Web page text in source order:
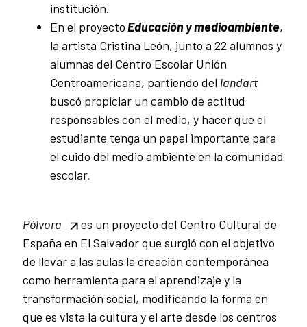
institución.
En el proyectoEducación y medioambiente,
la artista Cristina León, junto a 22 alumnos y
alumnas del Centro Escolar Unión
Centroamericana, partiendo del landart
buscó propiciar un cambio de actitud
responsables con el medio, y hacer que el
estudiante tenga un papel importante para
el cuido del medio ambiente en la comunidad
escolar.
Pólvora
es un proyecto del Centro Cultural de
España en El Salvador que surgió con el objetivo
de llevar a las aulas la creación contemporánea
como herramienta para el aprendizaje y la
transformación social, modificando la forma en
que es vista la cultura y el arte desde los centros